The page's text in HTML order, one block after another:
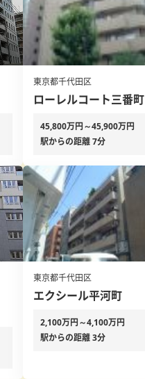
東京都千代田区
ローレルコート三番町
45,800万円～45,900万円
駅からの距離 7分
東京都千代田区
エクシール平河町
2,100万円～4,100万円
駅からの距離 3分